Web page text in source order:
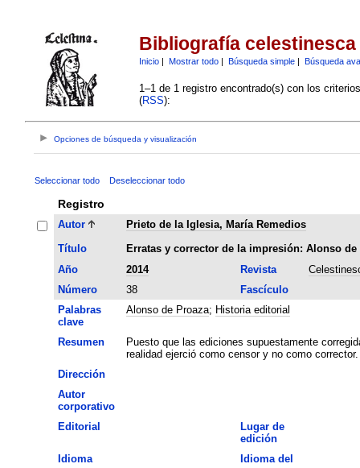
Bibliografía celestinesca
Inicio| Mostrar todo| Búsqueda simple| Búsqueda
1–1 de 1 registro encontrado(s) con los
(RSS):
Opciones de búsqueda y visualización
Seleccionar todo Deseleccionar todo
Registro
Autor
Prieto de la Iglesia, María Remedios
Título
Erratas y corrector de la impresión: Alonso
Año
2014 Revista
Número
38
Fascículo
Palabras
clave
Alonso de Proaza; Historia editorial
Resumen
Puesto que las ediciones supuestamente
realidad ejerció como censor y no como corrector.
Dirección
Autor
corporativo
Editorial
Lugar de
edición
Idioma
Idioma del